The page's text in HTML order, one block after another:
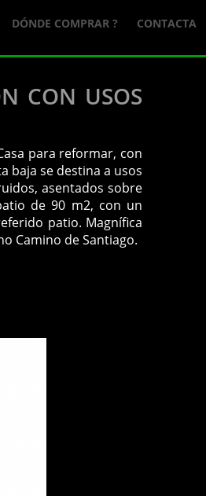
DÓNDE COMPRAR ? CONTACTA
CON USOS
para reformar, con
baja se destina a usos
asentados sobre
de 90 m2, con un
patio. Magnífica
Camino de Santiago.